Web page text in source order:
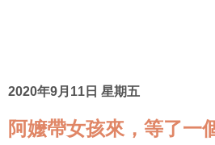
2020年9月11日 星期五
阿嬤帶女孩來，等了一